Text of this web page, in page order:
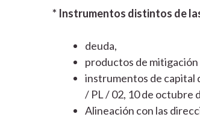
* Instrumentos distintos de
deuda,
productos de mitigación
instrumentos de capital
/ PL / 02, 10 de octubre
Alineación con las